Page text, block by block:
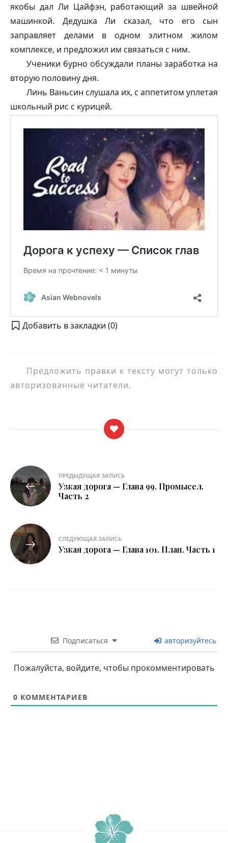
якобы дал Ли Цайфэн, работающий за швейной
машинкой. Дедушка Ли сказал, что его сын
заправляет делами в одном элитном жилом
комплексе, и предложил им связаться с ним.
Ученики бурно обсуждали планы заработка на
вторую половину дня.
Линь Ваньсин слушала их, с аппетитом уплетая
школьный рис с курицей.
Добавить в закладки (0)
Предложить правки к тексту могут только
авторизованные читатели.
Навигация
по
записям
ПРЕДЫДУЩАЯ ЗАПИСЬ
Узкая дорога — Глава 99. Промысел.
Часть 2
СЛЕДУЮЩАЯ ЗАПИСЬ
Узкая дорога — Глава 101. План. Часть 1
Подписаться авторизуйтесь
Пожалуйста, войдите, чтобы прокомментировать
0 КОММЕНТАРИЕВ